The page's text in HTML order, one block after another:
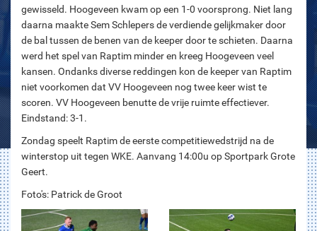
gewisseld. Hoogeveen kwam op een 1-0 voorsprong. Niet lang
daarna maakte Sem Schlepers de verdiende gelijkmaker door
de bal tussen de benen van de keeper door te schieten. Daarna
werd het spel van Raptim minder en kreeg Hoogeveen veel
kansen. Ondanks diverse reddingen kon de keeper van Raptim
niet voorkomen dat VV Hoogeveen nog twee keer wist te
scoren. VV Hoogeveen benutte de vrije ruimte effectiever.
Eindstand: 3-1.
Zondag speelt Raptim de eerste competitiewedstrijd na de
winterstop uit tegen WKE. Aanvang 14:00u op Sportpark Grote
Geert.
Foto's: Patrick de Groot